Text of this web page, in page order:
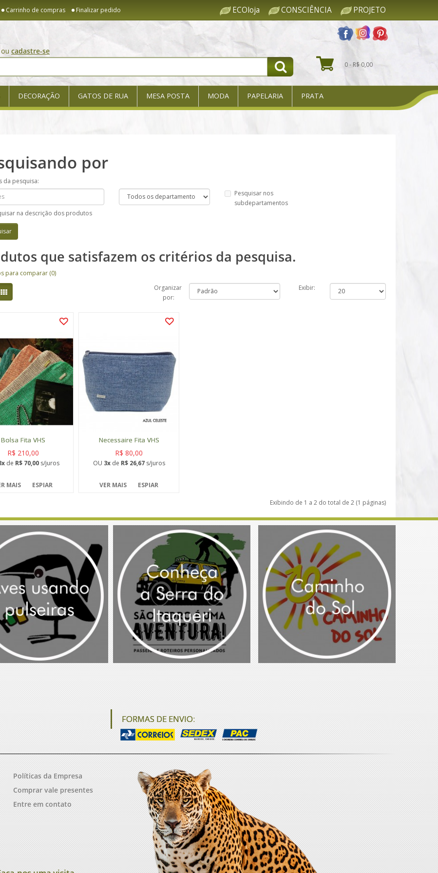
Carrinho de compras Finalizar pedido ECOloja CONSCIÊNCIA PROJETO
ou cadastre-se
0 - R$ 0,00
DECORAÇÃO GATOS DE RUA MESA POSTA MODA PAPELARIA PRATA
por
da pesquisa:
Pesquisar nos
subdepartamentos
na descrição dos produtos
que satisfazem os critérios da pesquisa.
para comparar (0)
Organizar
por:
Exibir:
Bolsa Fita VHS
R$ 210,00
de R$ 70,00s/juros
MAIS ESPIAR
Necessaire Fita VHS
R$ 80,00
OU 3xde R$ 26,67s/juros
VER MAIS ESPIAR
Exibindo de 1 a 2 do total de 2 (1 páginas)
FORMAS DE ENVIO:
Políticas da Empresa
Comprar vale presentes
Entre em contato